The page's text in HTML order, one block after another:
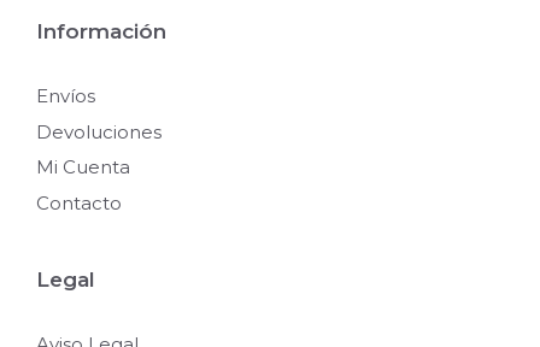
Información
Envíos
Devoluciones
Mi Cuenta
Contacto
Legal